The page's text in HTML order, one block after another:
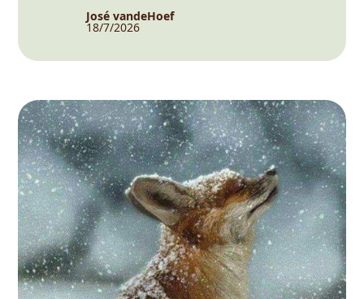
José vandeHoef
18/7/2026